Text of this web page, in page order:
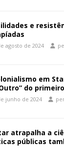
e
agosto de 2024
em
do
junho de 2024
atrapalha a
públicas